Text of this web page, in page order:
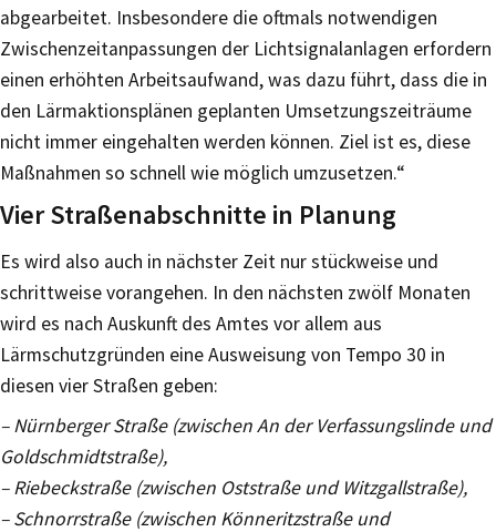
abgearbeitet. Insbesondere die oftmals notwendigen
Zwischenzeitanpassungen der Lichtsignalanlagen erfordern
einen erhöhten Arbeitsaufwand, was dazu führt, dass die in
den Lärmaktionsplänen geplanten Umsetzungszeiträume
nicht immer eingehalten werden können. Ziel ist es, diese
Maßnahmen so schnell wie möglich umzusetzen.“
Vier Straßenabschnitte in Planung
Es wird also auch in nächster Zeit nur stückweise und
schrittweise vorangehen. In den nächsten zwölf Monaten
wird es nach Auskunft des Amtes vor allem aus
Lärmschutzgründen eine Ausweisung von Tempo 30 in
diesen vier Straßen geben:
– Nürnberger Straße (zwischen An der Verfassungslinde und
Goldschmidtstraße),
– Riebeckstraße (zwischen Oststraße und Witzgallstraße),
– Schnorrstraße (zwischen Könneritzstraße und